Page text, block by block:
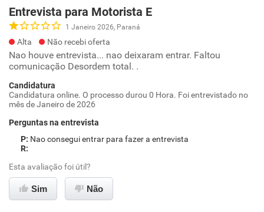
Entrevista para Motorista E
1 Janeiro 2026, Paraná
Alta Não recebi oferta
Nao houve entrevista... nao deixaram entrar. Faltou
comunicação Desordem total. .
Candidatura
Candidatura online. O processo durou 0 Hora. Foi entrevistado no
mês de Janeiro de 2026
Perguntas na entrevista
Nao consegui entrar para fazer a entrevista
Esta avaliação foi útil?
Sim Não